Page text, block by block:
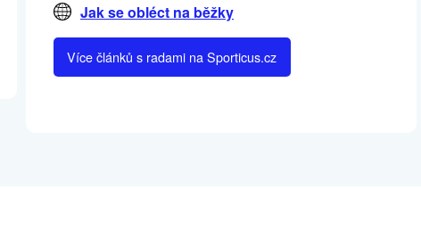
Jak se obléct na běžky
Více článků s radami na Sporticus.cz